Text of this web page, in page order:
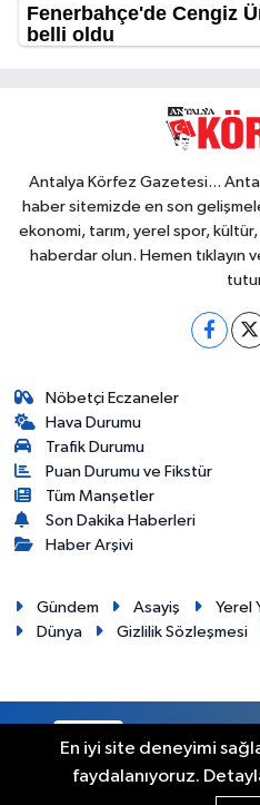
Antalya Körfez Gazetesi...
haber sitemizde en son
ekonomi, tarım, yerel spor,
haberdar olun. Hemen tıklayın
Nöbetçi Eczaneler
Hava Durumu
Trafik Durumu
Puan Durumu ve Fikstür
Tüm Manşetler
Son Dakika Haberleri
Haber Arşivi
Gündem Asayiş Yerel
Dünya
Gizlilik Sözleşmesi
En iyi site deneyimi
faydalanıyoruz.